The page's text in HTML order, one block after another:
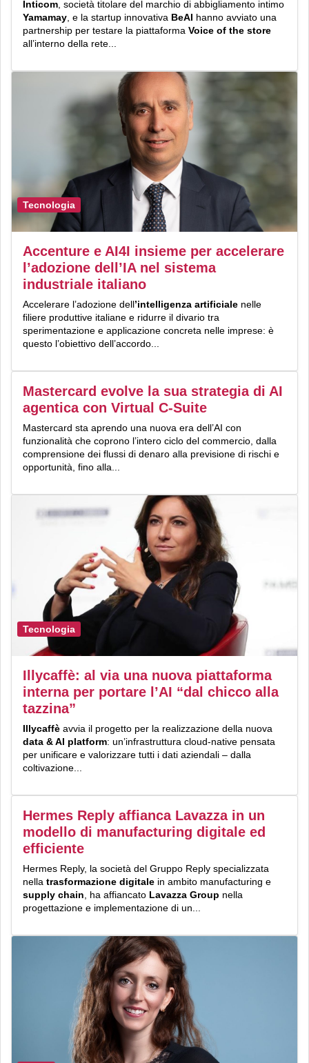
Inticom , società titolare del marchio di abbigliamento intimo
Yamamay , e la startup innovativa BeAI hanno avviato una
partnership per testare la piattaforma Voice of the store
all’interno della rete...
Tecnologia
Accenture e AI4I insieme per accelerare
l’adozione dell’IA nel sistema
industriale italiano
Accelerare l’adozione dell’intelligenza artificiale nelle
filiere produttive italiane e ridurre il divario tra
sperimentazione e applicazione concreta nelle imprese: è
questo l’obiettivo dell’accordo...
Mastercard evolve la sua strategia di AI
agentica con Virtual C-Suite
Mastercard sta aprendo una nuova era dell’AI con
funzionalità che coprono l’intero ciclo del commercio, dalla
comprensione dei flussi di denaro alla previsione di rischi e
opportunità, fino alla...
Tecnologia
Illycaffè: al via una nuova piattaforma
interna per portare l’AI “dal chicco alla
tazzina”
Illycaffè avvia il progetto per la realizzazione della nuova
data & AI platform: un’infrastruttura cloud-native pensata
per unificare e valorizzare tutti i dati aziendali – dalla
coltivazione...
Hermes Reply affianca Lavazza in un
modello di manufacturing digitale ed
efficiente
Hermes Reply, la società del Gruppo Reply specializzata
nella trasformazione digitale in ambito manufacturing e
supply chain , ha affiancato Lavazza Group nella
progettazione e implementazione di un...